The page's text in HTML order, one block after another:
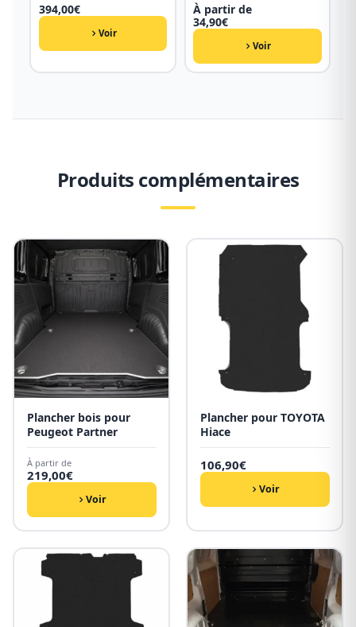
394,00€
Voir
À partir de
34,90€
Voir
Produits complémentaires
Plancher bois pour
Peugeot Partner
À partir de
219,00€
Voir
Plancher pour TOYOTA
Hiace
106,90€
Voir